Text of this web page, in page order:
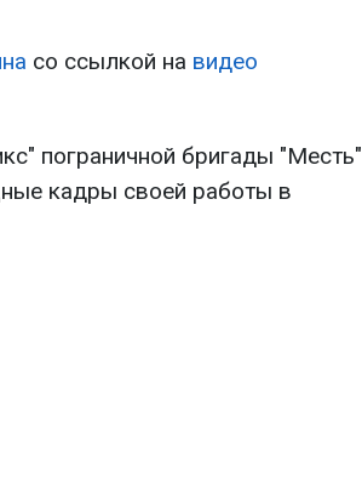
со ссылкой на видео
пограничной бригады "Месть"
кадры своей работы в